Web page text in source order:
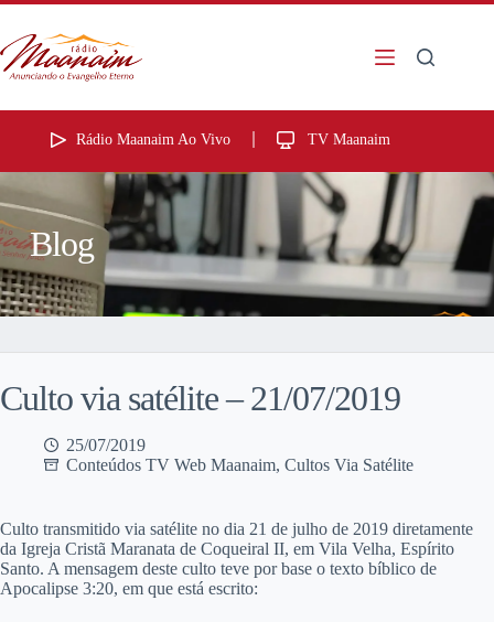
Rádio Maanaim Ao Vivo TV Maanaim
Blog
Culto via satélite – 21/07/2019
25/07/2019
Conteúdos TV Web Maanaim, Cultos Via Satélite
Culto transmitido via satélite no dia 21 de julho de 2019 diretamente
da Igreja Cristã Maranata de Coqueiral II, em Vila Velha, Espírito
Santo. A mensagem deste culto teve por base o texto bíblico de
Apocalipse 3:20, em que está escrito: